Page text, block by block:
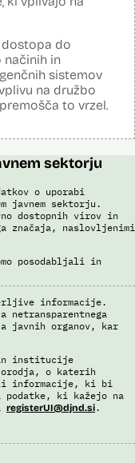
dostopa do
načinih in
sistemov
na družbo
to vrzel.
sektorju
o uporabi
javnem sektorju.
dostopnih virov in
značaja, naslovljenimi
posodabljali in
informacije.
javnih organov, kar
in institucije
orodja, o katerih
informacije, ki bi
ki kažejo na
registerUI@djnd.si.